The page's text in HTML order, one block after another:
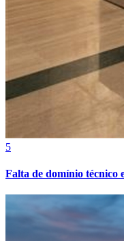
5
Falta de domínio técnico